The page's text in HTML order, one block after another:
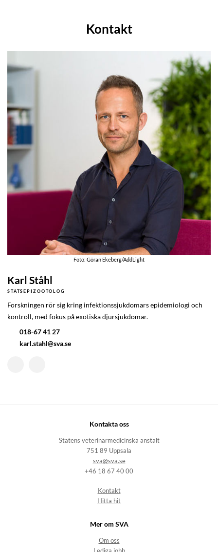
Kontakt
Foto: Göran Ekeberg/AddLight
Karl Ståhl
STATSEPIZOOTOLOG
Forskningen rör sig kring infektionssjukdomars epidemiologi och
kontroll, med fokus på exotiska djursjukdomar.
018-67 41 27
karl.stahl@sva.se
Kontakta oss
Statens veterinärmedicinska anstalt
751 89 Uppsala
sva@sva.se
+46 18 67 40 00
Kontakt
Hitta hit
Mer om SVA
Om oss